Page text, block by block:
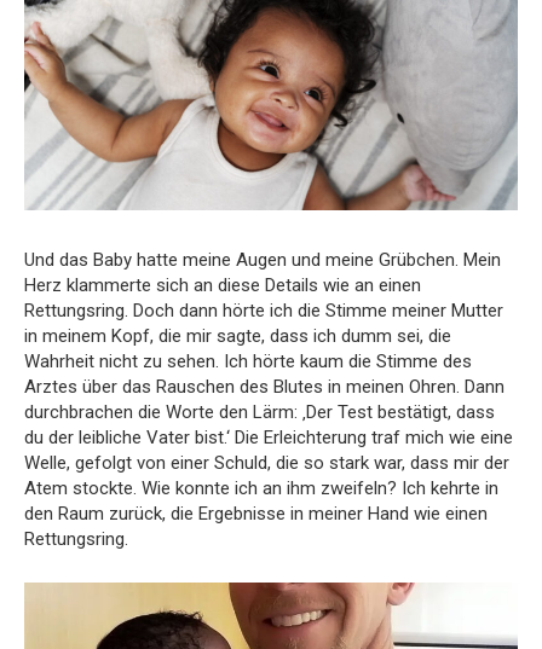
Und das Baby hatte meine Augen und meine Grübchen. Mein
Herz klammerte sich an diese Details wie an einen
Rettungsring. Doch dann hörte ich die Stimme meiner Mutter
in meinem Kopf, die mir sagte, dass ich dumm sei, die
Wahrheit nicht zu sehen. Ich hörte kaum die Stimme des
Arztes über das Rauschen des Blutes in meinen Ohren. Dann
durchbrachen die Worte den Lärm: ‚Der Test bestätigt, dass
du der leibliche Vater bist.‘ Die Erleichterung traf mich wie eine
Welle, gefolgt von einer Schuld, die so stark war, dass mir der
Atem stockte. Wie konnte ich an ihm zweifeln? Ich kehrte in
den Raum zurück, die Ergebnisse in meiner Hand wie einen
Rettungsring.